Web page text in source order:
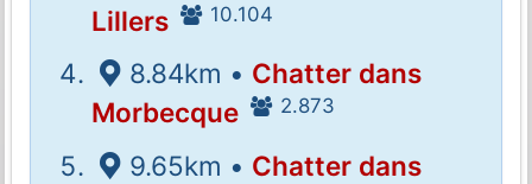
Lillers
10.104
8.84km • Chatter dans
Morbecque
2.873
9.65km • Chatter dans